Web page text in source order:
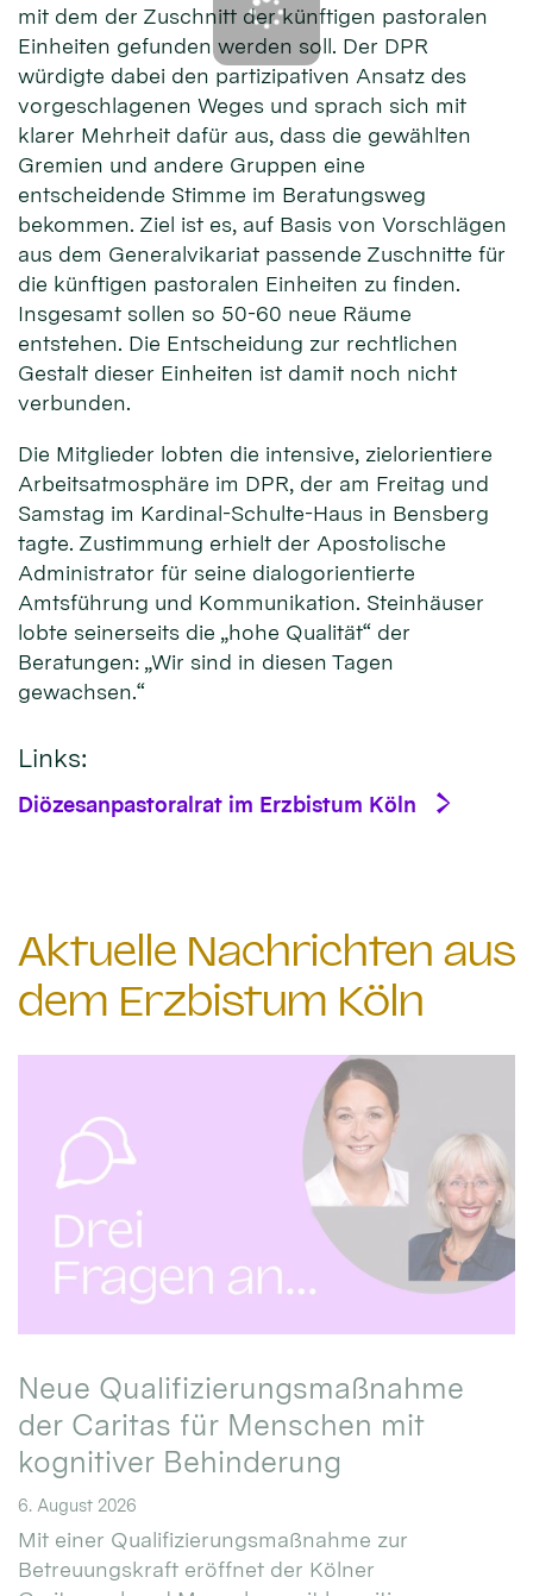
mit dem der Zuschnitt der künftigen pastoralen
Einheiten gefunden werden soll. Der DPR
würdigte dabei den partizipativen Ansatz des
vorgeschlagenen Weges und sprach sich mit
klarer Mehrheit dafür aus, dass die gewählten
Gremien und andere Gruppen eine
entscheidende Stimme im Beratungsweg
bekommen. Ziel ist es, auf Basis von Vorschlägen
aus dem Generalvikariat passende Zuschnitte für
die künftigen pastoralen Einheiten zu finden.
Insgesamt sollen so 50-60 neue Räume
entstehen. Die Entscheidung zur rechtlichen
Gestalt dieser Einheiten ist damit noch nicht
verbunden.
Die Mitglieder lobten die intensive, zielorientiere
Arbeitsatmosphäre im DPR, der am Freitag und
Samstag im Kardinal-Schulte-Haus in Bensberg
tagte. Zustimmung erhielt der Apostolische
Administrator für seine dialogorientierte
Amtsführung und Kommunikation. Steinhäuser
lobte seinerseits die „hohe Qualität“ der
Beratungen: „Wir sind in diesen Tagen
gewachsen.“
Links:
Diözesanpastoralrat im Erzbistum Köln
Aktuelle Nachrichten aus
dem Erzbistum Köln
Neue Qualifizierungsmaßnahme
der Caritas für Menschen mit
kognitiver Behinderung
6. August 2026
Mit einer Qualifizierungsmaßnahme zur
Betreuungskraft eröffnet der Kölner